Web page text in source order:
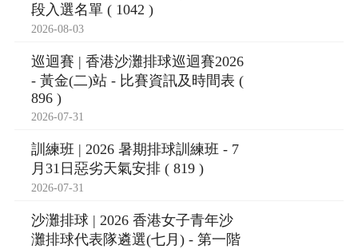
段入選名單 ( 1042 )
2026-08-03
巡迴賽 | 香港沙灘排球巡迴賽2026
- 黃金(二)站 - 比賽資訊及時間表 (
896 )
2026-07-31
訓練班 | 2026 暑期排球訓練班 - 7
月31日惡劣天氣安排 ( 819 )
2026-07-31
沙灘排球 | 2026 香港女子青年沙
灘排球代表隊遴選(七月) - 第一階